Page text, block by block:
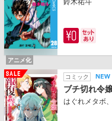
アニメ化
コミック
ブチ切れ令
はぐれメタボ